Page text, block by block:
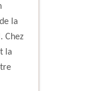
la
Chez
la